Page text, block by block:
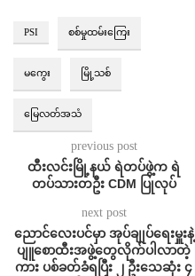
PSI စစ်မှုထမ်းကြေး
မကွေး မြို့သစ်
မြေလတ်အသံ
previous post
ထီးလင်းမြို့နယ် ရဲတပ်ဖွဲ့က ရဲ
တပ်သားတဦး CDM ပြုလုပ်
next post
ညောင်လေးပင်မှာ အုပ်ချုပ်ရေးမှူးနဲ့
ပျူစောထီးအဖွဲ့တွေလိုက်ပါလာတဲ့
ကား ပစ်ခတ်ခံရပြီး ၂ ဦးသေဆုံး ၄